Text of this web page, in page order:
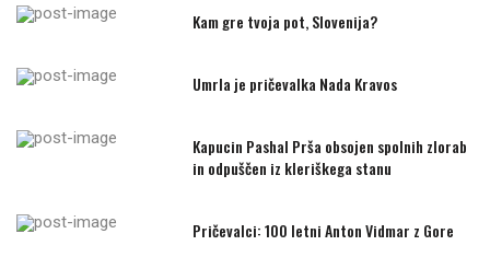
Kam gre tvoja pot, Slovenija?
Umrla je pričevalka Nada Kravos
Kapucin Pashal Prša obsojen spolnih zlorab
in odpuščen iz kleriškega stanu
Pričevalci: 100 letni Anton Vidmar z Gore